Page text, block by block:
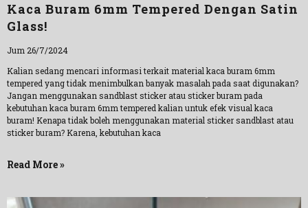
Kaca Buram 6mm Tempered Dengan Satin
Glass!
Jum 26/7/2024
Kalian sedang mencari informasi terkait material kaca buram 6mm
tempered yang tidak menimbulkan banyak masalah pada saat digunakan?
Jangan menggunakan sandblast sticker atau sticker buram pada
kebutuhan kaca buram 6mm tempered kalian untuk efek visual kaca
buram! Kenapa tidak boleh menggunakan material sticker sandblast atau
sticker buram? Karena, kebutuhan kaca
Read More »